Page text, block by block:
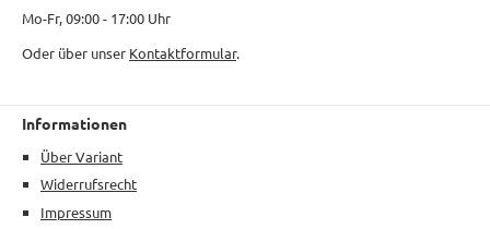
Mo-Fr, 09:00 - 17:00 Uhr
Oder über unser Kontaktformular.
Informationen
Über Variant
Widerrufsrecht
Impressum